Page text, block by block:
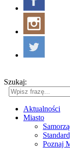
Szukaj:
Aktualności
Miasto
Poznaj